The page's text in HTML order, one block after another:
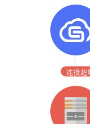
连接超